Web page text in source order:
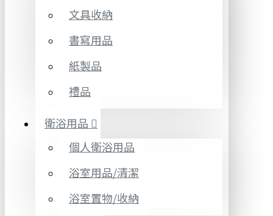
文具收納
書寫用品
紙製品
禮品
衛浴用品
個人衛浴用品
浴室用品/清潔
浴室置物/收納